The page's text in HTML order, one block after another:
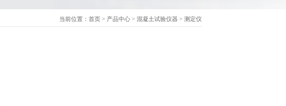
当前位置： 首页 > 产品中心 > 混凝土试验仪器 > 测定仪